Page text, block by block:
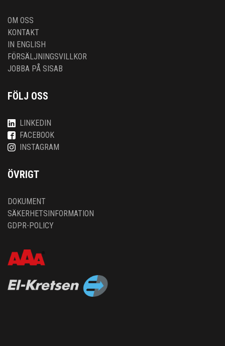
OM OSS
KONTAKT
IN ENGLISH
FÖRSÄLJNINGSVILLKOR
JOBBA PÅ SISAB
FÖLJ OSS
LINKEDIN
FACEBOOK
INSTAGRAM
ÖVRIGT
DOKUMENT
SÄKERHETSINFORMATION
GDPR-POLICY